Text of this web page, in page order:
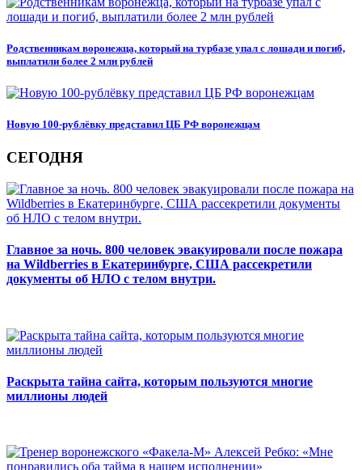
Родственникам воронежца, который на турбазе упал с лошади и погиб,
выплатили более 2 млн рублей
Новую 100-рублёвку представил ЦБ РФ воронежцам
СЕГОДНЯ
Главное за ночь. 800 человек эвакуировали после пожара
на Wildberries в Екатеринбурге, США рассекретили
документы об НЛО с телом внутри.
Раскрыта тайна сайта, которым пользуются многие
миллионы людей